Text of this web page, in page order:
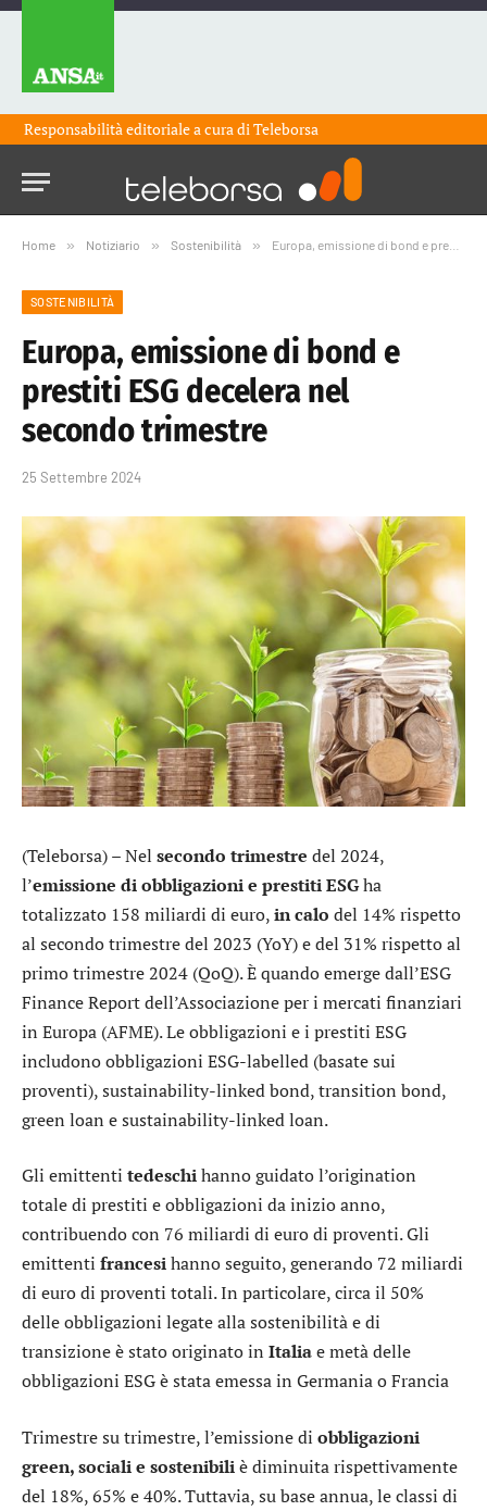
Responsabilità editoriale a cura diTeleborsa
Home » Notiziario » Sostenibilità » Europa, emissione di bond e prestiti ESG decelera nel secondo trimestre
SOSTENIBILITÀ
Europa, emissione di bond e
prestiti ESG decelera nel
secondo trimestre
25 Settembre 2024
(Teleborsa) – Nel secondo trimestre del 2024,
l’emissione di obbligazioni e prestiti ESGha
totalizzato 158 miliardi di euro,in calo del 14% rispetto
al secondo trimestre del 2023 (YoY) e del 31% rispetto al
primo trimestre 2024 (QoQ). È quando emerge dall’ESG
Finance Report dell’Associazione per i mercati finanziari
in Europa (AFME). Le obbligazioni e i prestiti ESG
includono obbligazioni ESG-labelled (basate sui
proventi), sustainability-linked bond, transition bond,
green loan e sustainability-linked loan.
Gli emittenti tedeschihanno guidato l’origination
totale di prestiti e obbligazioni da inizio anno,
contribuendo con 76 miliardi di euro di proventi. Gli
emittenti francesihanno seguito, generando 72 miliardi
di euro di proventi totali. In particolare, circa il 50%
delle obbligazioni legate alla sostenibilità e di
transizione è stato originato in Italiae metà delle
obbligazioni ESG è stata emessa in Germania o Francia
Trimestre su trimestre, l’emissione di obbligazioni
green, sociali e sostenibiliè diminuita rispettivamente
del 18%, 65% e 40%. Tuttavia, su base annua, le classi di